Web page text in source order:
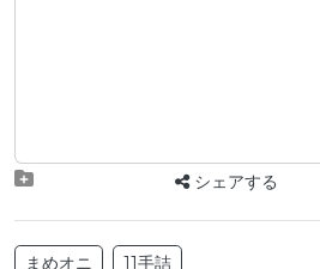
シェアする
まめオニ 11手詰